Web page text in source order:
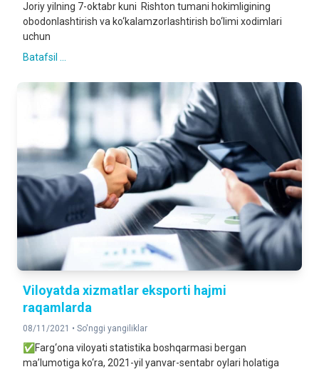
Joriy yilning 7-oktabr kuni Rishton tumani hokimligining
obodonlashtirish va ko‘kalamzorlashtirish bo‘limi xodimlari
uchun
Batafsil ...
Viloyatda xizmatlar eksporti hajmi
raqamlarda
08/11/2021 • So'nggi yangiliklar
✅Farg‘ona viloyati statistika boshqarmasi bergan
ma’lumotiga ko‘ra, 2021-yil yanvar-sentabr oylari holatiga